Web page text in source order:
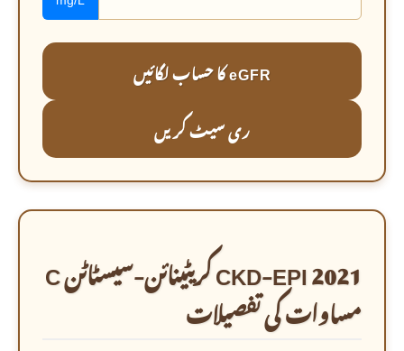
eGFR کا حساب لگائیں
ری سیٹ کریں
2021 CKD-EPI کریٹینائن-سیسٹاٹن C
مساوات کی تفصیلات